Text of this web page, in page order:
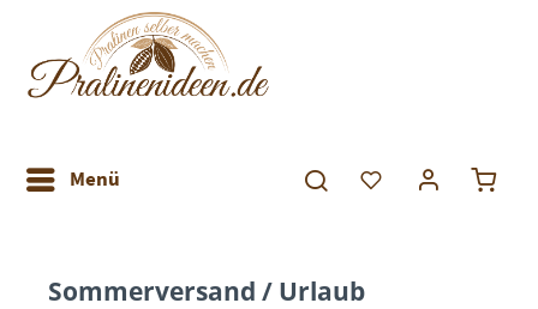
Menü
Sommerversand / Urlaub